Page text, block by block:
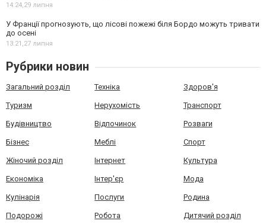
14:24,29 липня
У Франції прогнозують, що лісові пожежі біля Бордо можуть тривати
до осені
13:21,27 липня
Рубрики новин
Загальний розділ Техніка Здоров'я
Туризм Нерухомість Транспорт
Будівництво Відпочинок Розваги
Бізнес Меблі Спорт
Жіночий розділ Інтернет Культура
Економіка Інтер'єр Мода
Кулінарія Послуги Родина
Подорожі Робота Дитячий розділ